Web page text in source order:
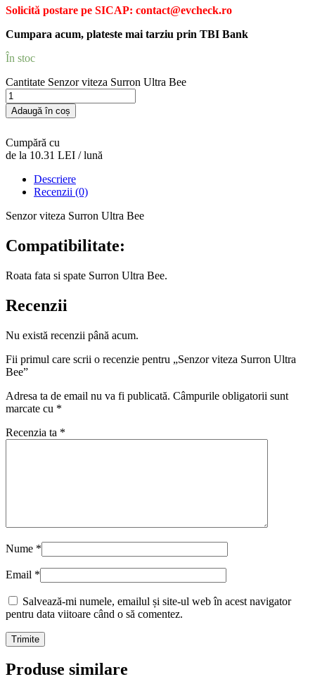
Solicită postare pe SICAP: contact@evcheck.ro
Cumpara acum, plateste mai tarziu prin TBI Bank
În stoc
Cantitate Senzor viteza Surron Ultra Bee
Adaugă în coș
Cumpără cu
de la 10.31 LEI / lună
Descriere
Recenzii (0)
Senzor viteza Surron Ultra Bee
Compatibilitate:
Roata fata si spate Surron Ultra Bee.
Recenzii
Nu există recenzii până acum.
Fii primul care scrii o recenzie pentru „Senzor viteza Surron Ultra
Bee”
Adresa ta de email nu va fi publicată. Câmpurile obligatorii sunt
marcate cu *
Recenzia ta *
Nume *
Email *
Salvează-mi numele, emailul și site-ul web în acest navigator
pentru data viitoare când o să comentez.
Produse similare